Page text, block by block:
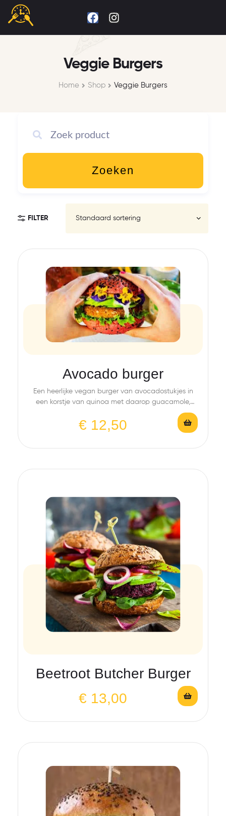
Veggie Burgers
Home Shop Veggie Burgers
Zoeken
FILTER
Avocado burger
Een heerlijke vegan burger van avocadostukjes in
een korstje van quinoa met daarop guacamole,
€ 12,50
Beetroot Butcher Burger
€ 13,00